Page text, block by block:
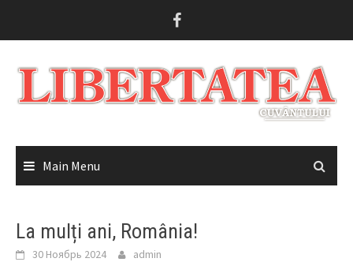
Main Menu
La mulți ani, România!
30 Ноябрь 2024 admin